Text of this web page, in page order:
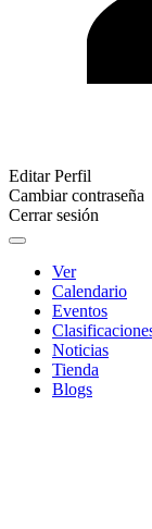
Editar Perfil
Cambiar contraseña
Cerrar sesión
Ver
Calendario
Eventos
Noticias
Tienda
Blogs